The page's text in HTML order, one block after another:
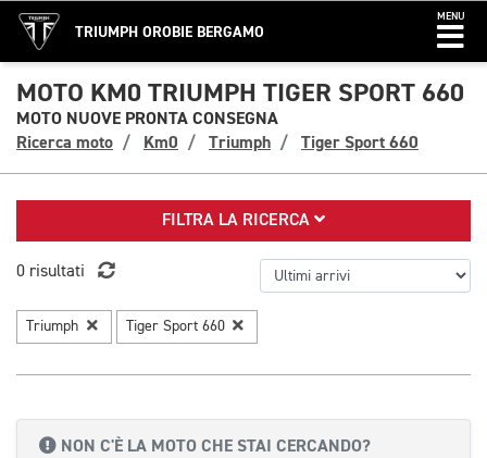
TRIUMPH OROBIE BERGAMO
MENU
MOTO KM0 TRIUMPH TIGER SPORT 660
MOTO NUOVE PRONTA CONSEGNA
Ricerca moto
Km0 Triumph Tiger Sport 660
FILTRA LA RICERCA
0 risultati
Triumph Tiger Sport 660
NON C'È LA MOTO CHE STAI CERCANDO?